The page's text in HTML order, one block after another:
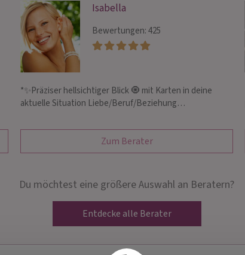
Isabella
Bewertungen: 425
*✨Präziser hellsichtiger Blick 🧿 mit Karten in deine
aktuelle Situation Liebe/Beruf/Beziehung…
Zum Berater
Du möchtest eine größere Auswahl an Beratern?
Entdecke alle Berater